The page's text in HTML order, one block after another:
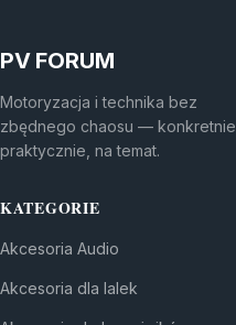
PV FORUM
Motoryzacja i technika bez
zbędnego chaosu — konkretnie,
praktycznie, na temat.
KATEGORIE
Akcesoria Audio
Akcesoria dla lalek